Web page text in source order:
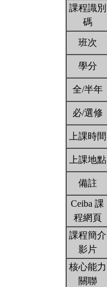
課程識別
碼
班次
學分
全/半年
必/選修
上課時間
上課地點
備註
Ceiba 課
程網頁
課程簡介
影片
核心能力
關聯